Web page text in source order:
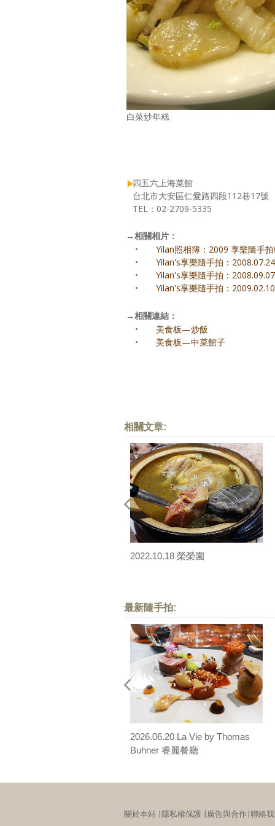
白菜炒年糕
四五六上海菜館
台北市大安區仁愛路四段112巷17號
TEL：02-2709-5335
→相關相片：
•
Yilan照相簿：2009 享樂隨手
•
Yilan's享樂隨手拍：
•
Yilan's享樂隨手拍：
•
Yilan's享樂隨手拍：
→相關連結：
•
美食板—炒飯
•
美食板—中菜館子
相關文章:
2022.10.18 榮榮園
最新隨手拍:
2026.06.20 La Vie by Thomas
Buhner 睿麗餐廳
關於本站 ∣隱私權保護 ∣廣告與合作∣聯絡